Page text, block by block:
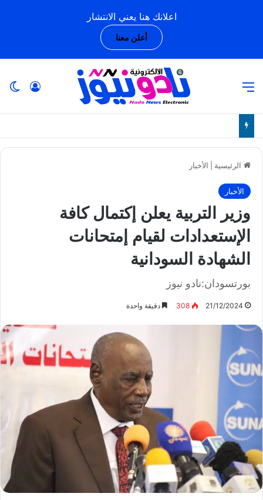
اعلانك هنا يعني الانتشار
أعلن معنا
الرئيسية الأخبار
الأخبار
وزير التربية يعلن إكتمال كافة
الإستعدادات لقيام إمتحانات
الشهادة السودانية
بورتسودان:نادو نيوز
21/12/2024
308 دقيقة واحدة